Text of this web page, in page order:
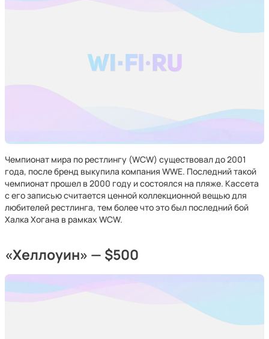
Чемпионат мира по рестлингу (WCW) существовал до 2001
года, после бренд выкупила компания WWE. Последний такой
чемпионат прошел в 2000 году и состоялся на пляже. Кассета
с его записью считается ценной коллекционной вещью для
любителей рестлинга, тем более что это был последний бой
Халка Хогана в рамках WCW.
«Хеллоуин» — $500